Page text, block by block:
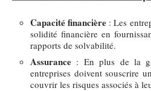
Capacité financière : Les
solidité financière en
rapports de solvabilité.
Assurance : En plus de la
entreprises doivent souscrire
couvrir les risques associés à